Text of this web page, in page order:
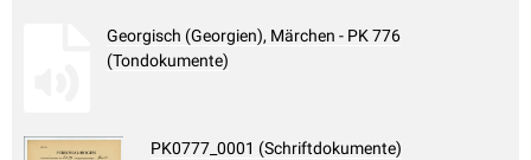
Georgisch (Georgien), Märchen - PK 776
(Tondokumente)
PK0777_0001 (Schriftdokumente)